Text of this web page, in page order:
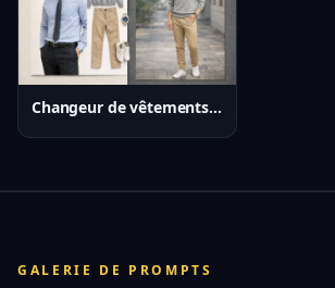
Changeur de vêtements IA
GALERIE DE PROMPTS